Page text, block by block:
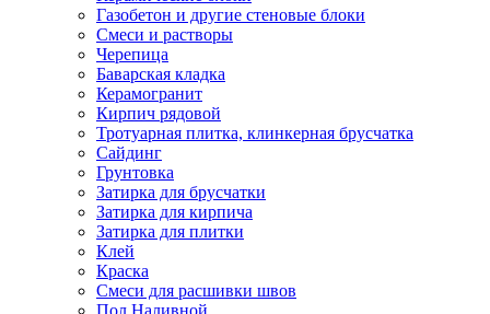
Газобетон и другие стеновые блоки
Смеси и растворы
Черепица
Баварская кладка
Керамогранит
Кирпич рядовой
Тротуарная плитка, клинкерная брусчатка
Сайдинг
Грунтовка
Затирка для брусчатки
Затирка для кирпича
Затирка для плитки
Клей
Краска
Смеси для расшивки швов
Пол Наливной